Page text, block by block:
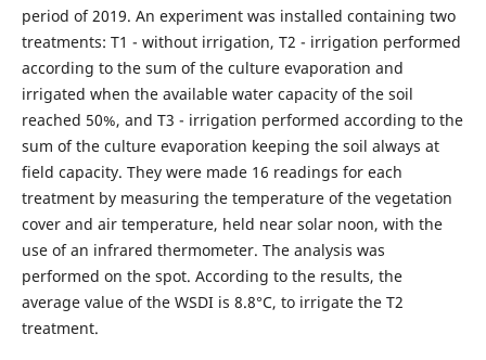
period of 2019. An experiment was installed containing two
treatments: T1 - without irrigation, T2 - irrigation performed
according to the sum of the culture evaporation and
irrigated when the available water capacity of the soil
reached 50%, and T3 - irrigation performed according to the
sum of the culture evaporation keeping the soil always at
field capacity. They were made 16 readings for each
treatment by measuring the temperature of the vegetation
cover and air temperature, held near solar noon, with the
use of an infrared thermometer. The analysis was
performed on the spot. According to the results, the
average value of the WSDI is 8.8°C, to irrigate the T2
treatment.